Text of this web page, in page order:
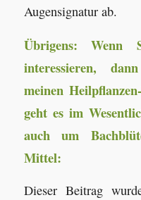
Augensignatur ab.
Übrigens: Wenn
interessieren,
meinen
geht es im
auch um
Mittel:
Dieser Beitrag